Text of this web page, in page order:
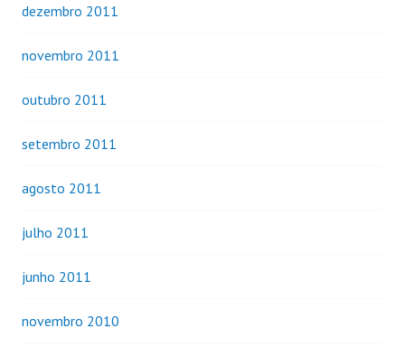
dezembro 2011
novembro 2011
outubro 2011
setembro 2011
agosto 2011
julho 2011
junho 2011
novembro 2010